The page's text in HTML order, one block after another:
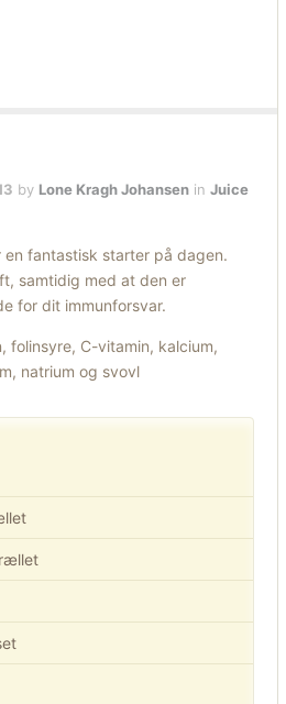
by Lone Kragh Johansen inJuice
en fantastisk starter på dagen.
samtidig med at den er
for dit immunforsvar.
folinsyre, C-vitamin, kalcium,
natrium og svovl